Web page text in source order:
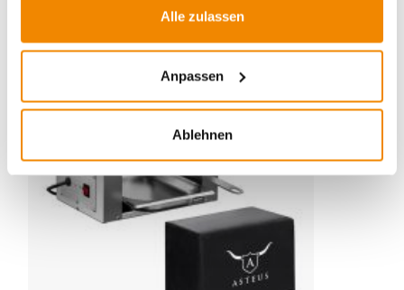
Alle zulassen
Anpassen
Ablehnen